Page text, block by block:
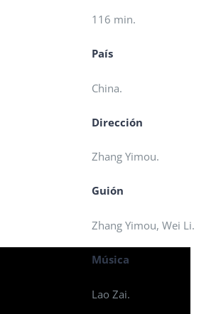
116 min.
País
China.
Dirección
Zhang Yimou.
Guión
Zhang Yimou, Wei Li.
Música
Lao Zai.